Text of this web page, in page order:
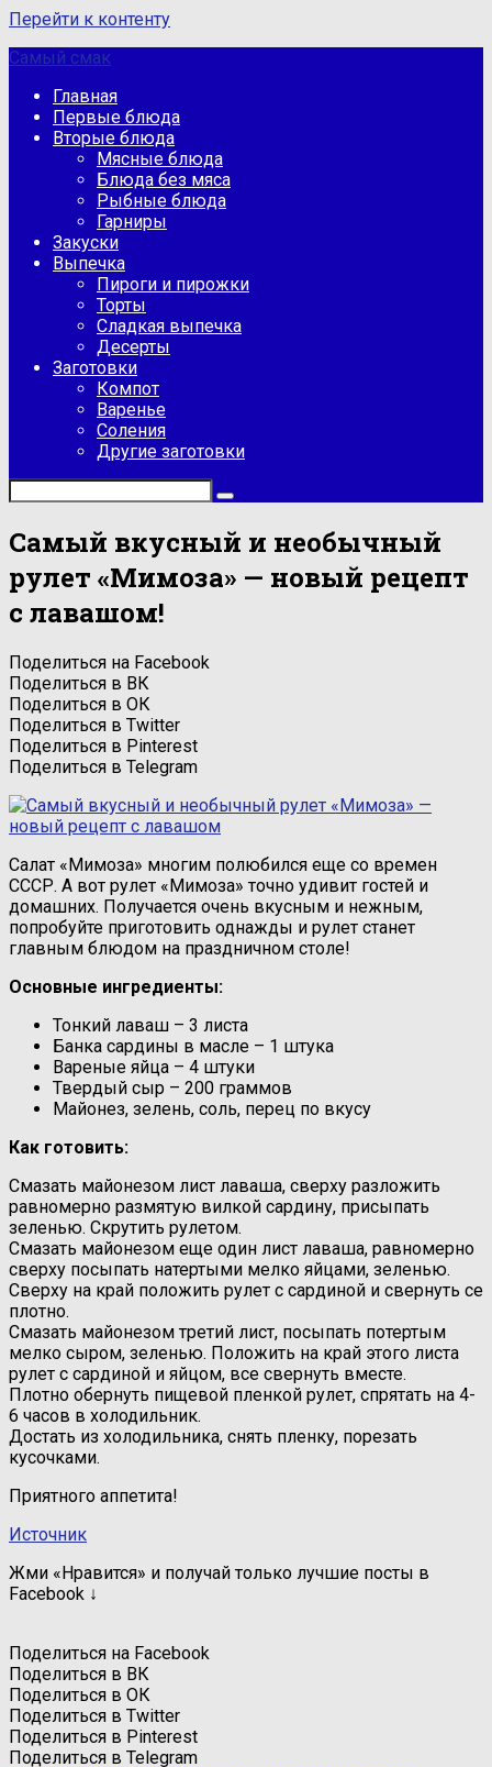
Перейти к контенту
Самый смак
Главная
Первые блюда
Вторые блюда
Мясные блюда
Блюда без мяса
Рыбные блюда
Гарниры
Закуски
Выпечка
Пироги и пирожки
Торты
Сладкая выпечка
Десерты
Заготовки
Компот
Варенье
Соления
Другие заготовки
Самый вкусный и необычный
рулет «Мимоза» — новый рецепт
с лавашом!
Поделиться на Facebook
Поделиться в ВК
Поделиться в ОК
Поделиться в Twitter
Поделиться в Pinterest
Поделиться в Telegram
Салат «Мимоза» многим полюбился еще со времен
СССР. А вот рулет «Мимоза» точно удивит гостей и
домашних. Получается очень вкусным и нежным,
попробуйте приготовить однажды и рулет станет
главным блюдом на праздничном столе!
Основные ингредиенты:
Тонкий лаваш – 3 листа
Банка сардины в масле – 1 штука
Вареные яйца – 4 штуки
Твердый сыр – 200 граммов
Майонез, зелень, соль, перец по вкусу
Как готовить:
Смазать майонезом лист лаваша, сверху разложить
равномерно размятую вилкой сардину, присыпать
зеленью. Скрутить рулетом.
Смазать майонезом еще один лист лаваша, равномерно
сверху посыпать натертыми мелко яйцами, зеленью.
Сверху на край положить рулет с сардиной и свернуть се
плотно.
Смазать майонезом третий лист, посыпать потертым
мелко сыром, зеленью. Положить на край этого листа
рулет с сардиной и яйцом, все свернуть вместе.
Плотно обернуть пищевой пленкой рулет, спрятать на 4-
6 часов в холодильник.
Достать из холодильника, снять пленку, порезать
кусочками.
Приятного аппетита!
Источник
Жми «Нравится» и получай только лучшие посты в
Facebook ↓
Поделиться на Facebook
Поделиться в ВК
Поделиться в ОК
Поделиться в Twitter
Поделиться в Pinterest
Поделиться в Telegram